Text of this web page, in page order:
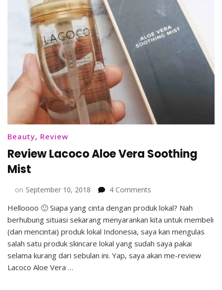
Beauty, Review
Review Lacoco Aloe Vera Soothing
Mist
on September 10, 2018 4 Comments
Lacoco
Aloe
Vera
Soothing
Mist
Helloooo 🙂 Siapa yang cinta dengan produk lokal? Nah
berhubung situasi sekarang menyarankan kita untuk membeli
(dan mencintai) produk lokal Indonesia, saya kan mengulas
salah satu produk skincare lokal yang sudah saya pakai
selama kurang dari sebulan ini. Yap, saya akan me-review
Lacoco Aloe Vera …